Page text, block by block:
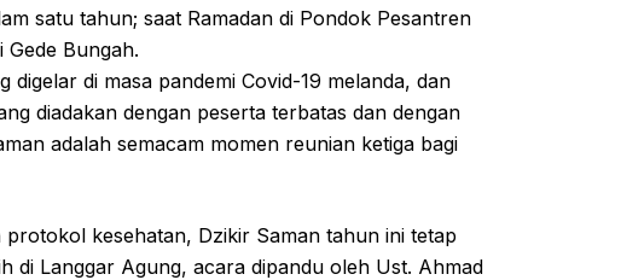
satu tahun; saat Ramadan di Pondok Pesantren
Gede Bungah.
di masa pandemi Covid-19 melanda, dan
diadakan dengan peserta terbatas dan dengan
adalah semacam momen reunian ketiga bagi
kesehatan, Dzikir Saman tahun ini tetap
di Langgar Agung, acara dipandu oleh Ust. Ahmad